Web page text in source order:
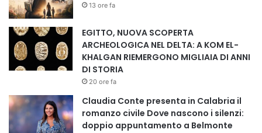
13 ore fa
EGITTO, NUOVA SCOPERTA
ARCHEOLOGICA NEL DELTA: A KOM EL-
KHALGAN RIEMERGONO MIGLIAIA DI ANNI
DI STORIA
20 ore fa
Claudia Conte presenta in Calabria il
romanzo civile Dove nascono i silenzi:
doppio appuntamento a Belmonte